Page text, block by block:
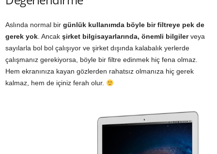
Aslında normal bir günlük kullanımda böyle bir filtreye pek de
gerek yok. Ancak şirket bilgisayarlarında, önemli bilgilerveya
sayılarla bol bol çalışıyor ve şirket dışında kalabalık yerlerde
çalışmanız gerekiyorsa, böyle bir filtre edinmek hiç fena olmaz.
Hem ekranınıza kayan gözlerden rahatsız olmanıza hiç gerek
kalmaz, hem de içiniz ferah olur.